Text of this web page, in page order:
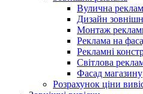
Вулична
Дизайн
Монтаж
Реклама на
Рекламні
Світлова
Фасад магазину
Розрахунок ціни